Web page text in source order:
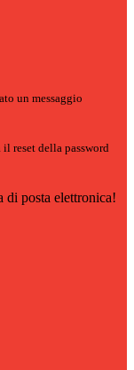
un messaggio
reset della password
di posta elettronica!